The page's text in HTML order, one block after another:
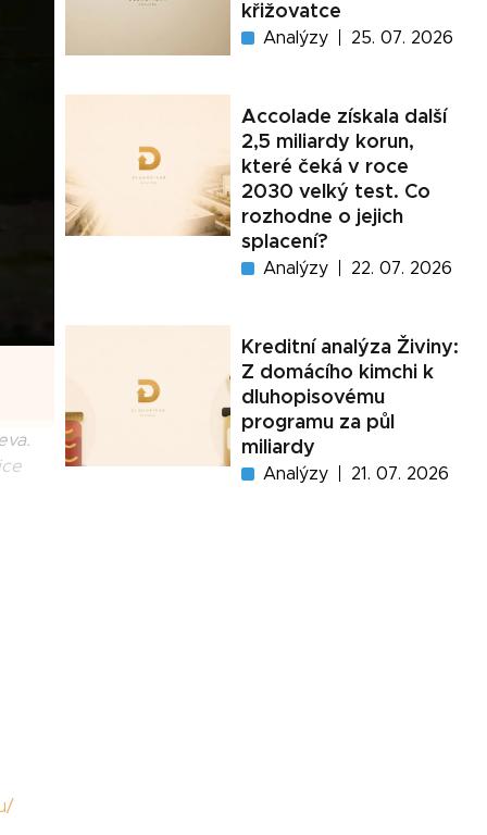
křižovatce
Analýzy 25. 07. 2026
Accolade získala další
2,5 miliardy korun,
které čeká v roce
2030 velký test. Co
rozhodne o jejich
splacení?
Analýzy 22. 07. 2026
Kreditní analýza Živiny:
Z domácího kimchi k
dluhopisovému
programu za půl
miliardy
Analýzy 21. 07. 2026